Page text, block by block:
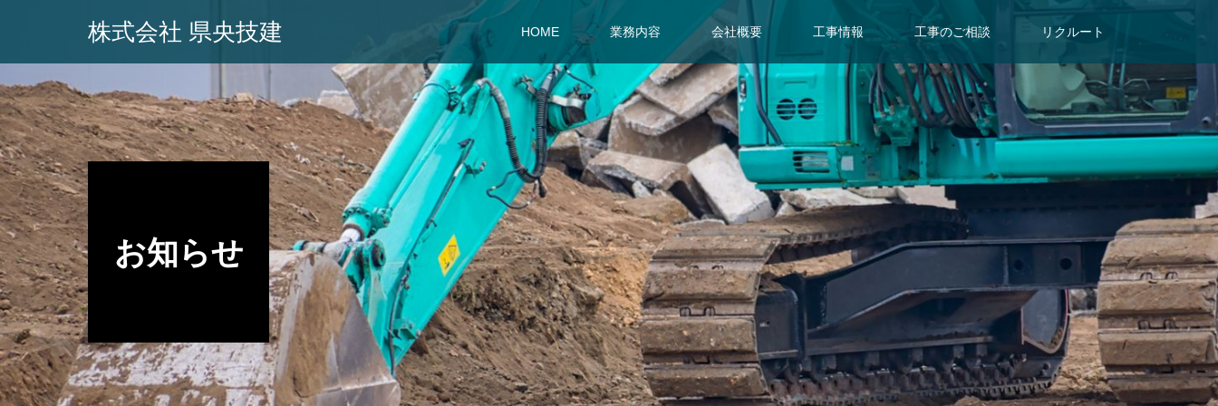
株式会社 県央技建 HOME 業務内容 会社概要 工事情報 工事のご相談 リクルート
お知らせ